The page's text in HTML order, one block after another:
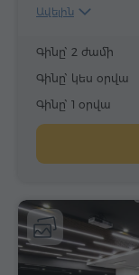
Ավելին
Գինը՝ 2 ժամի
Գինը՝ կես օրվա
Գինը՝ 1 օրվա